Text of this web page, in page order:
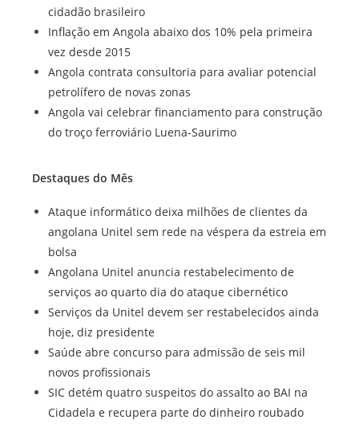
cidadão brasileiro
Inflação em Angola abaixo dos 10% pela primeira
vez desde 2015
Angola contrata consultoria para avaliar potencial
petrolífero de novas zonas
Angola vai celebrar financiamento para construção
do troço ferroviário Luena-Saurimo
Destaques do Mês
Ataque informático deixa milhões de clientes da
angolana Unitel sem rede na véspera da estreia em
bolsa
Angolana Unitel anuncia restabelecimento de
serviços ao quarto dia do ataque cibernético
Serviços da Unitel devem ser restabelecidos ainda
hoje, diz presidente
Saúde abre concurso para admissão de seis mil
novos profissionais
SIC detém quatro suspeitos do assalto ao BAI na
Cidadela e recupera parte do dinheiro roubado